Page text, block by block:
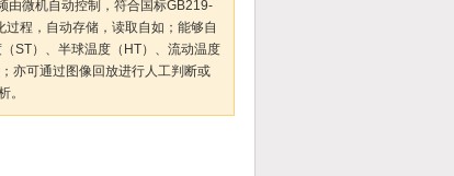
由微机自动控制，符合国标GB219-
程，自动存储，读取自如；能够自
ST）、半球温度（HT）、流动温度
亦可通过图像回放进行人工判断或
。